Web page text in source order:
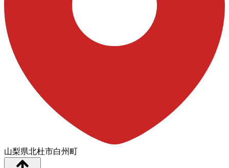
山梨県北杜市白州町